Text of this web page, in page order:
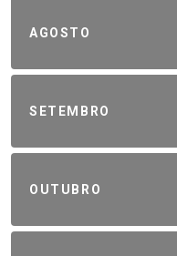
AGOSTO
SETEMBRO
OUTUBRO